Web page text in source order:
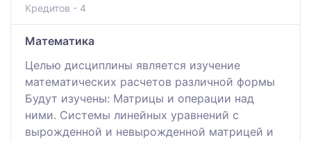
Кредитов - 4
Математика
Целью дисциплины является изучение
математических расчетов различной формы
Будут изучены: Матрицы и операции над
ними. Системы линейных уравнений с
вырожденной и невырожденной матрицей и